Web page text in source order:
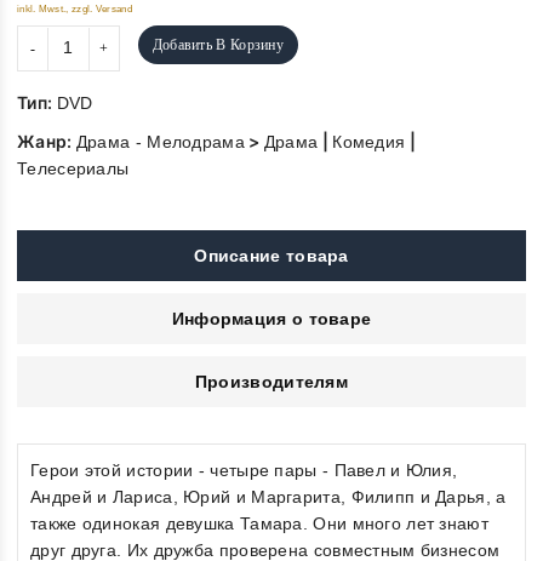
inkl. Mwst., zzgl. Versand
Добавить В Корзину
Тип: DVD
Жанр: Драма - Мелодрама > Драма Комедия
Телесериалы
Описание товара
Информация о товаре
Производителям
Герои этой истории - четыре пары - Павел и Юлия,
Андрей и Лариса, Юрий и Маргарита, Филипп и Дарья, а
также одинокая девушка Тамара. Они много лет знают
друг друга. Их дружба проверена совместным бизнесом